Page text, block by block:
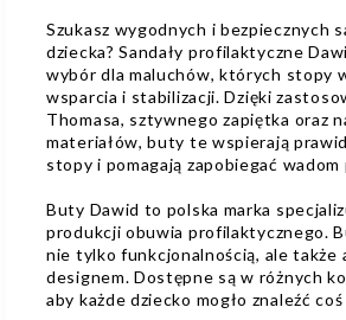
Szukasz wygodnych i bezpiecznych
dziecka? Sandały profilaktyczne
wybór dla maluchów, których stopy
wsparcia i stabilizacji. Dzięki
Thomasa, sztywnego zapiętka oraz
materiałów, buty te wspierają
stopy i pomagają zapobiegać
Buty Dawid to polska marka
produkcji obuwia profilaktycznego.
nie tylko funkcjonalnością, ale także
designem. Dostępne są w różnych
aby każde dziecko mogło znaleźć